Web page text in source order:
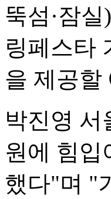
뚝섬·잠
링페스타
을 제공할
박진영
원에 힘입
했다"며 "